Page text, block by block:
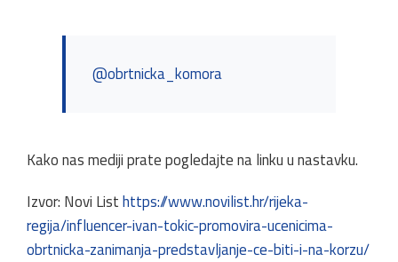
@obrtnicka_komora
Kako nas mediji prate pogledajte na linku u nastavku.
Izvor: Novi Listhttps://www.novilist.hr/rijeka-
regija/influencer-ivan-tokic-promovira-ucenicima-
obrtnicka-zanimanja-predstavljanje-ce-biti-i-na-korzu/